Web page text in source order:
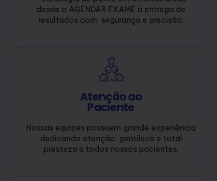
desde o AGENDAR EXAME à entrega de
resultados com segurança e precisão.
Atenção ao
Paciente
Nossas equipes possuem grande experiência
dedicando atenção, gentileza e total
presteza a todos nossos pacientes.